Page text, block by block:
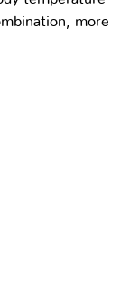
more